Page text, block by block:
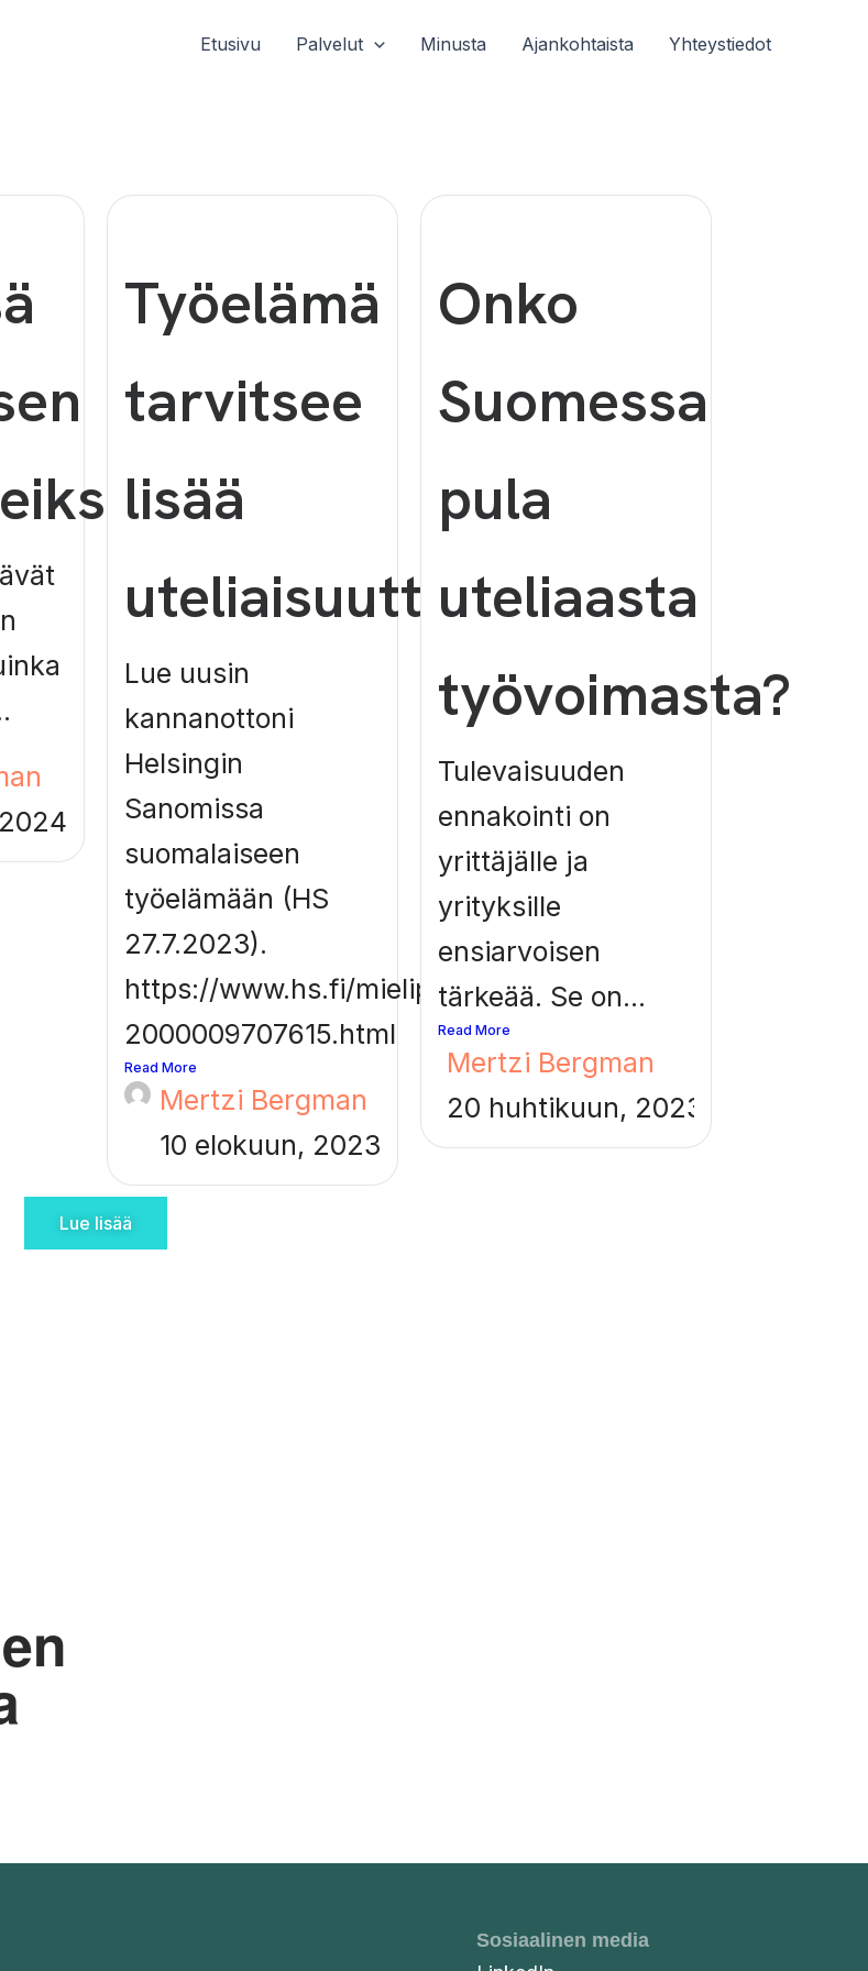
Etusivu Palvelut Minusta Ajankohtaista Yhteystiedot
Työelämä
tarvitsee
lisää
uteliaisuutta
Lue uusin
kannanottoni
Helsingin
Sanomissa
suomalaiseen
työelämään (HS
27.7.2023).
https://www.hs.fi/mielipide/art-
2000009707615.html
Read More
Mertzi Bergman
10 elokuun, 2023
Onko
Suomessa
pula
uteliaasta
työvoimasta?
Tulevaisuuden
ennakointi on
yrittäjälle ja
yrityksille
ensiarvoisen
tärkeää. Se on...
Read More
Mertzi Bergman
20 huhtikuun, 2023
Lue lisää
Sosiaalinen media